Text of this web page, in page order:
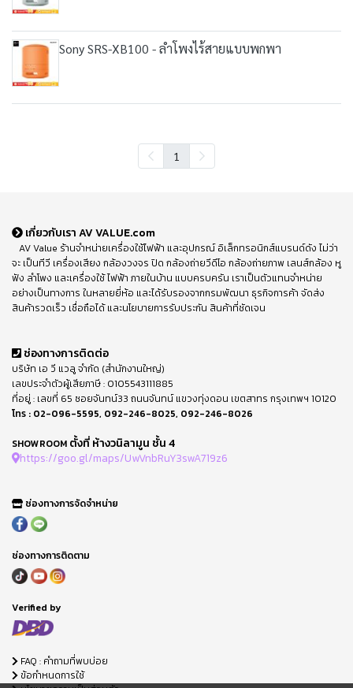
Sony SRS-XB100 - ลำโพงไร้สายแบบพกพา
1
เกี่ยวกับเรา AV VALUE.com
AV Value ร้านจำหน่ายเครื่องใช้ไฟฟ้า และอุปกรณ์ อิเล็กทรอนิกส์แบรนด์ดัง ไม่ว่า
จะ เป็นทีวี เครื่องเสียง กล้องวงจร ปิด กล้องถ่ายวีดีโอ กล้องถ่ายภาพ เลนส์กล้อง หู
ฟัง ลำโพง และเครื่องใช้ ไฟฟ้า ภายในบ้าน แบบครบครัน เราเป็นตัวแทนจำหน่าย
อย่างเป็นทางการ ในหลายยี่ห้อ และได้รับรองจากกรมพัฒนา ธุรกิจการค้า จัดส่ง
สินค้ารวดเร็ว เชื่อถือได้ และนโยบายการรับประกัน สินค้าที่ชัดเจน
ช่องทางการติดต่อ
บริษัท เอ วี แวลู จำกัด (สำนักงานใหญ่)
เลขประจำตัวผู้เสียภาษี : 0105543111885
ที่อยู่ : เลขที่ 65 ซอยจันทน์33 ถนนจันทน์ แขวงทุ่งดอน เขตสาทร กรุงเทพฯ 10120
โทร : 02-096-5595, 092-246-8025, 092-246-8026
SHOWROOM ตั้งที่ ห้างวนิลามูน ชั้น 4
https://goo.gl/maps/UwVnbRuY3swA719z6
ช่องทางการจัดจำหน่าย
ช่องทางการติดตาม
Verified by
FAQ : คำถามที่พบบ่อย
ข้อกำหนดการใช้